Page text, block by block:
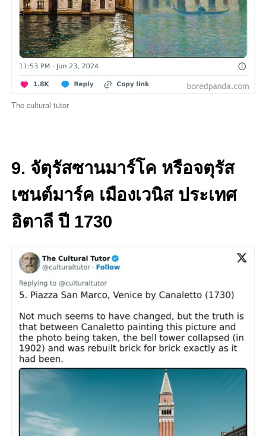
The cultural tutor
9. จัตุรัสซานมาร์โค หรือจตุรัส
เซนต์มาร์ค เมืองเวนิส ประเทศ
อิตาลี ปี 1730